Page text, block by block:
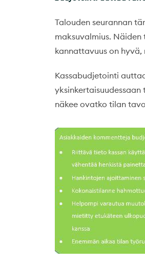
Talouden seurannan
maksuvalmius.
kannattavuus on
Kassabudjetointi
näkee ovatko tilan